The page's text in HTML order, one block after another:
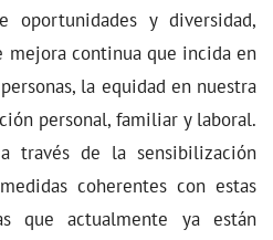
oportunidades y diversidad,
mejora continua que incida en
la equidad en nuestra
personal, familiar y laboral.
través de la sensibilización
coherentes con estas
que actualmente ya están